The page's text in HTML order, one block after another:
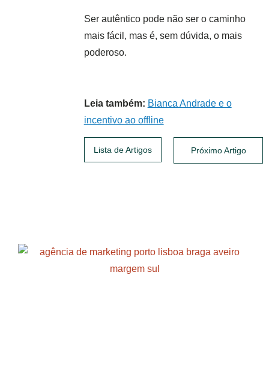
Ser autêntico pode não ser o caminho
mais fácil, mas é, sem dúvida, o mais
poderoso.
Leia também: Bianca Andrade e o
incentivo ao offline
Lista de Artigos Próximo Artigo